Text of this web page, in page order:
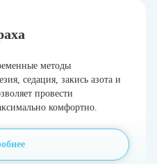
методы
седация, закись азота и
провести
комфортно.